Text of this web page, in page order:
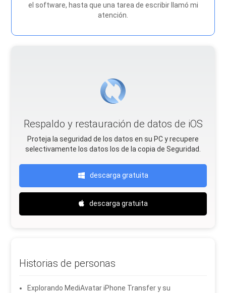
el software, hasta que una tarea de escribir llamó mi
atención.
Respaldo y restauración de datos de iOS
Proteja la seguridad de los datos en su PC y recupere
selectivamente los datos Ios de la copia de Seguridad.
descarga gratuita
descarga gratuita
Historias de personas
Explorando MediAvatar iPhone Transfer y su